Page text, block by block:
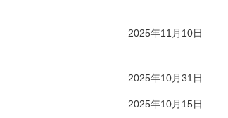
2025年11月10日
2025年10月31日
2025年10月15日